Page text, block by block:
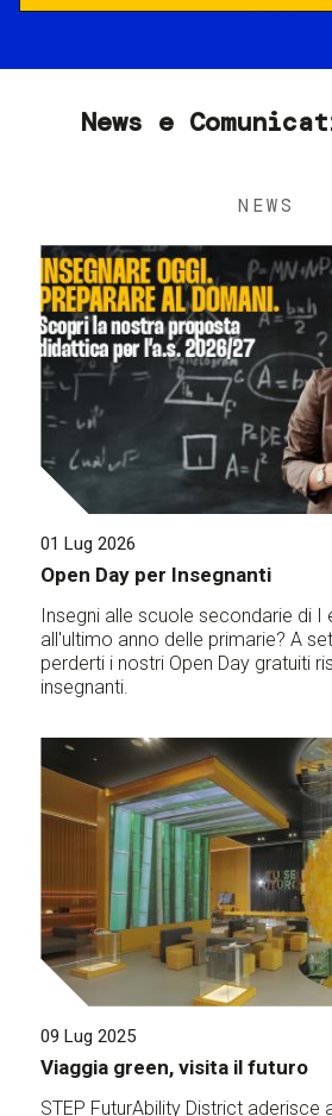
News e
NEWS
01 Lug 2026
Open Day per Insegnanti
Insegni alle scuole secondarie di I
all'ultimo anno delle primarie? A
perderti i nostri Open Day gratuiti
insegnanti.
09 Lug 2025
Viaggia green, visita il futuro
STEP FuturAbility District aderisce